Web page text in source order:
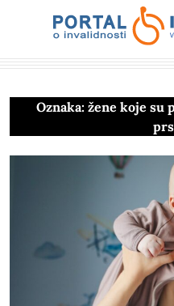
Oznaka: žene koje su